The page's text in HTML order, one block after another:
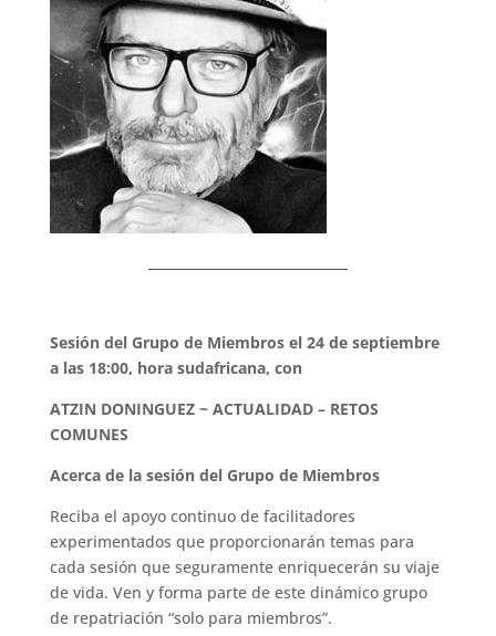
Sesión del Grupo de Miembros el 24 de septiembre
a las 18:00, hora sudafricana, con
ATZIN DONINGUEZ ~ ACTUALIDAD – RETOS
COMUNES
Acerca de la sesión del Grupo de Miembros
Reciba el apoyo continuo de facilitadores
experimentados que proporcionarán temas para
cada sesión que seguramente enriquecerán su viaje
de vida. Ven y forma parte de este dinámico grupo
de repatriación “solo para miembros”.